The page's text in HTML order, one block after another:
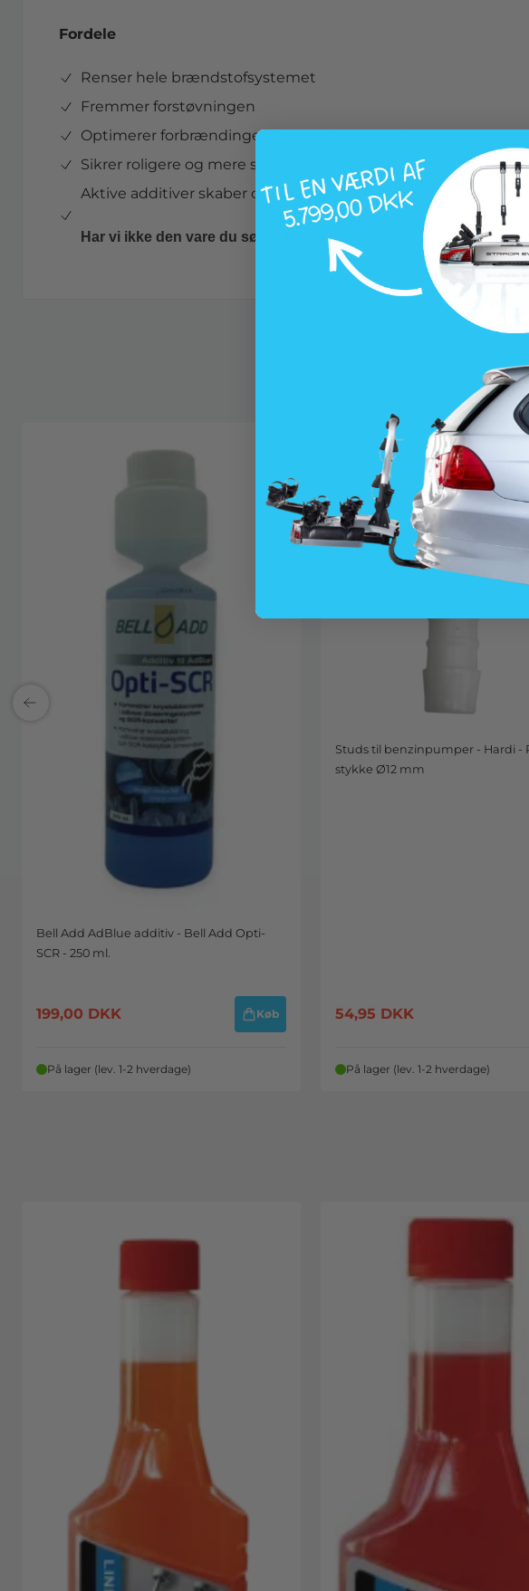
Fordele
Renser hele brændstofsystemet
Fremmer forstøvningen
Optimerer forbrændingen og øger motorens ydeevne
Sikrer roligere og mere støjsvag motorgang
Aktive additiver skaber optimal dyse- og pumpesmøring
Har vi ikke den vare du søger kan du kontakte os HER
Bell Add AdBlue additiv - Bell Add Opti-
SCR - 250 ml.
199,00 DKK Køb
På lager (lev. 1-2 hverdage)
Studs til benzinpumper - Hardi -
stykke Ø12 mm
54,95 DKK
På lager (lev. 1-2 hverdage)